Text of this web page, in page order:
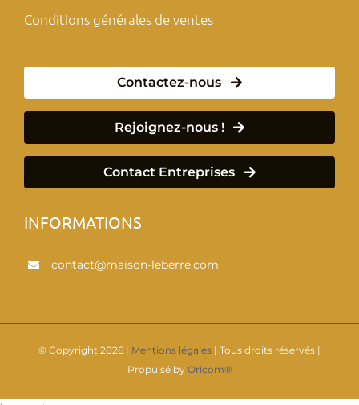
Conditions générales de ventes
Contactez-nous
Rejoignez-nous !
Contact Entreprises
INFORMATIONS
contact@maison-leberre.com
© Copyright 2026 | Mentions légales | Tous droits réservés |
Propulsé by Oricom®